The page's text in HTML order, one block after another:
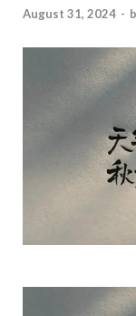
August 31, 2024 -